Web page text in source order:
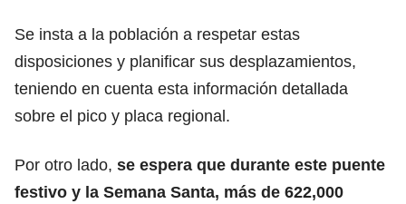
Se insta a la población a respetar estas
disposiciones y planificar sus desplazamientos,
teniendo en cuenta esta información detallada
sobre el pico y placa regional.
Por otro lado, se espera que durante este puente
festivo y la Semana Santa, más de 622,000